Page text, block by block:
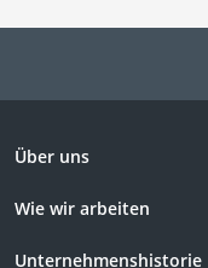
Über uns
Wie wir arbeiten
Unternehmenshistorie